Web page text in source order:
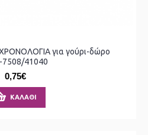
για γούρι-δώρο
41040
0,75€
ΚΑΛΆΘΙ